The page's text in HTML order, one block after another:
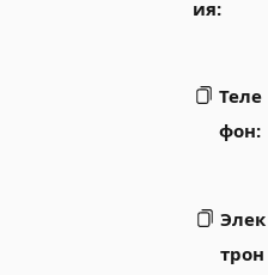
ия:
Теле
фон:
Элек
трон